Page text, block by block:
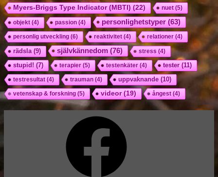
Myers-Briggs Type Indicator (MBTI)(22) nuet(5)
objekt(4) passion (4) personlighetstyper(63)
personlig utveckling (6) reaktivitet(4) relationer(4)
rädsla(9) självkännedom(76) stress (4)
stupid!(7) terapier(5) testenkäter(4) tester(11)
testresultat(4) trauman (4) uppvaknande(10)
vetenskap & forskning (5) videor(19) ångest(4)